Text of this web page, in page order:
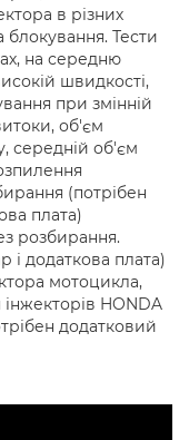
в різних
блокування. Тести
на середню
швидкості,
при змінній
об'єм
середній об'єм
(потрібен
плата)
розбирання.
і додаткова плата)
мотоцикла,
інжекторів HONDA
додатковий